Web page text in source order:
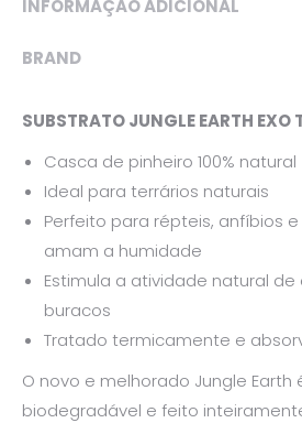
INFORMAÇÃO ADICIONAL
BRAND
SUBSTRATO JUNGLE EARTH EXO
Casca de pinheiro 100% natural
Ideal para terrários naturais
Perfeito para répteis, anfíbios
amam a humidade
Estimula a atividade natural
buracos
Tratado termicamente e
O novo e melhorado Jungle Earth
biodegradável e feito